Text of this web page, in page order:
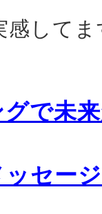
感してま
で未
セージ